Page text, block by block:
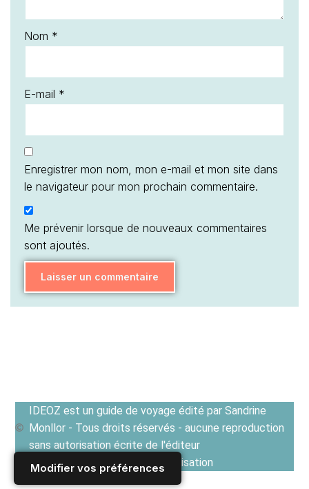
Modifier vos préférences
Nom *
E-mail *
Enregistrer mon nom, mon e-mail et mon site dans
le navigateur pour mon prochain commentaire.
Me prévenir lorsque de nouveaux commentaires
sont ajoutés.
IDEOZ est un guide de voyage édité par Sandrine
Monllor - Tous droits réservés - aucune reproduction
sans autorisation écrite de l'éditeur
Voir les Conditions générales d'utilisation